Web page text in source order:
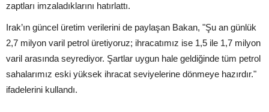
zaptları imzaladıklarını hatırlattı.
Irak’ın güncel üretim verilerini de paylaşan Bakan, "Şu an günlük
2,7 milyon varil petrol üretiyoruz; ihracatımız ise 1,5 ile 1,7 milyon
varil arasında seyrediyor. Şartlar uygun hale geldiğinde tüm petrol
sahalarımız eski yüksek ihracat seviyelerine dönmeye hazırdır."
ifadelerini kullandı.